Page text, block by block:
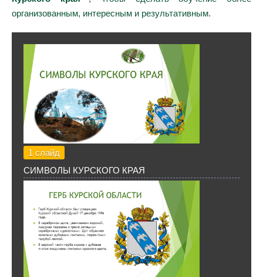
организованным, интересным и результативным.
1 слайд
СИМВОЛЫ КУРСКОГО КРАЯ